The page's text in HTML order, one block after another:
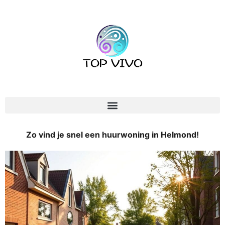
Zo vind je snel een huurwoning in Helmond!